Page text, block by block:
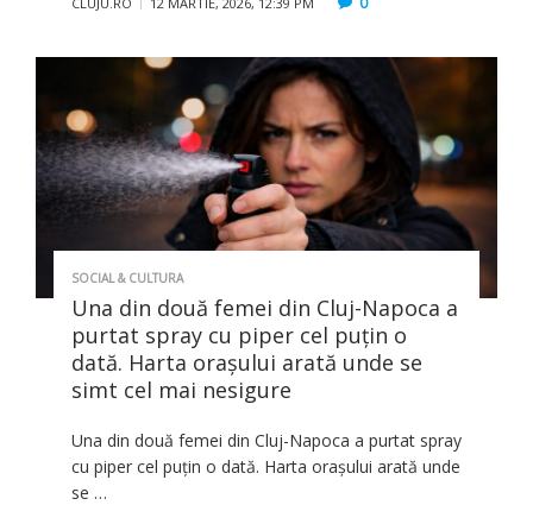
SOCIAL & CULTURA
Una din două femei din Cluj-Napoca a
purtat spray cu piper cel puțin o
dată. Harta orașului arată unde se
simt cel mai nesigure
Una din două femei din Cluj-Napoca a purtat spray
cu piper cel puțin o dată. Harta orașului arată unde
se …